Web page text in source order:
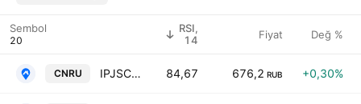
Sembol
RSI,
14
Fiyat Değ %
CNRU IPJSC Cian 84,67 676,2 RUB +0,30%